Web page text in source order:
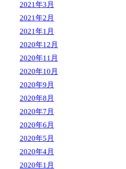
2021年3月
2021年2月
2021年1月
2020年12月
2020年11月
2020年10月
2020年9月
2020年8月
2020年7月
2020年6月
2020年5月
2020年4月
2020年1月